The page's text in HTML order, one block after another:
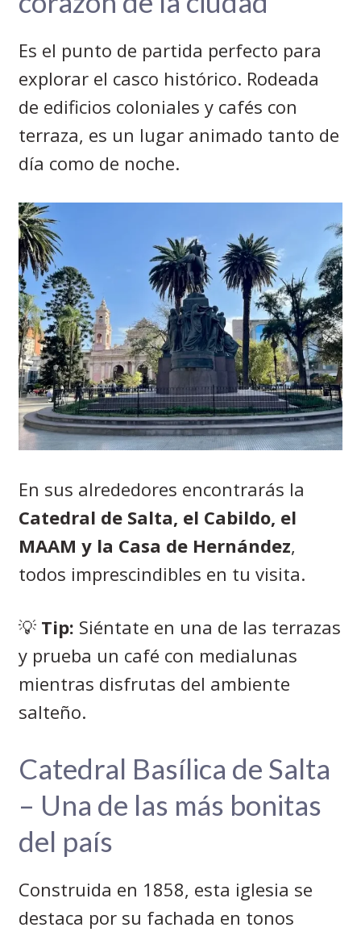
Es el punto de partida perfecto para
explorar el casco histórico. Rodeada
de edificios coloniales y cafés con
terraza, es un lugar animado tanto de
día como de noche.
En sus alrededores encontrarás la
Catedral de Salta, el Cabildo, el
MAAM y la Casa de Hernández,
todos imprescindibles en tu visita.
💡 Tip: Siéntate en una de las terrazas
y prueba un café con medialunas
mientras disfrutas del ambiente
salteño.
Catedral Basílica de Salta
– Una de las más bonitas
del país
Construida en 1858, esta iglesia se
destaca por su fachada en tonos